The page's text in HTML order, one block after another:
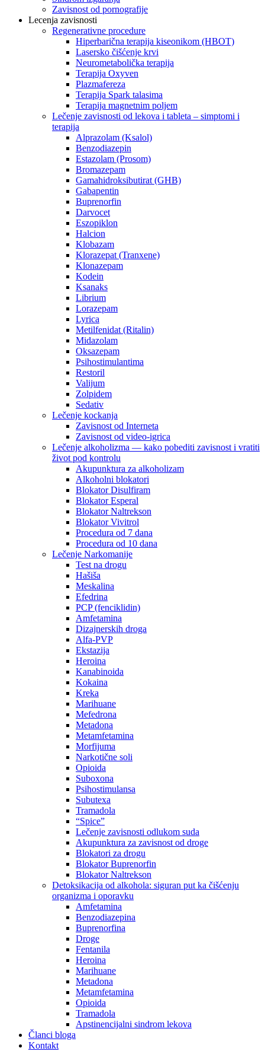
Zavisnost od pornografije
Lecenja zavisnosti
Regenerativne procedure
Hiperbarična terapija kiseonikom (HBOT)
Lasersko čišćenje krvi
Neurometabolička terapija
Terapija Oxyven
Plazmafereza
Terapija Spark talasima
Terapija magnetnim poljem
Lečenje zavisnosti od lekova i tableta – simptomi i
terapija
Alprazolam (Ksalol)
Benzodiazepin
Estazolam (Prosom)
Bromazepam
Gamahidroksibutirat (GHB)
Gabapentin
Buprenorfin
Darvocet
Eszopiklon
Halcion
Klobazam
Klorazepat (Tranxene)
Klonazepam
Kodein
Ksanaks
Librium
Lorazepam
Lyrica
Metilfenidat (Ritalin)
Midazolam
Oksazepam
Psihostimulantima
Restoril
Valijum
Zolpidem
Sedativ
Lečenje kockanja
Zavisnost od Interneta
Zavisnost od video-igrica
Lečenje alkoholizma — kako pobediti zavisnost i vratiti
život pod kontrolu
Akupunktura za alkoholizam
Alkoholni blokatori
Blokator Disulfiram
Blokator Esperal
Blokator Naltrekson
Blokator Vivitrol
Procedura od 7 dana
Procedura od 10 dana
Lečenje Narkomanije
Test na drogu
Hašiša
Meskalina
Efedrina
PCP (fenciklidin)
Amfetamina
Dizajnerskih droga
Alfa-PVP
Ekstazija
Heroina
Kanabinoida
Kokaina
Kreka
Marihuane
Mefedrona
Metadona
Metamfetamina
Morfijuma
Narkotične soli
Opioida
Suboxona
Psihostimulansa
Subutexa
Tramadola
“Spice”
Lečenje zavisnosti odlukom suda
Akupunktura za zavisnost od droge
Blokatori za drogu
Blokator Buprenorfin
Blokator Naltrekson
Detoksikacija od alkohola: siguran put ka čišćenju
organizma i oporavku
Amfetamina
Benzodiazepina
Buprenorfina
Droge
Fentanila
Heroina
Marihuane
Metadona
Metamfetamina
Opioida
Tramadola
Apstinencijalni sindrom lekova
Članci bloga
Kontakt